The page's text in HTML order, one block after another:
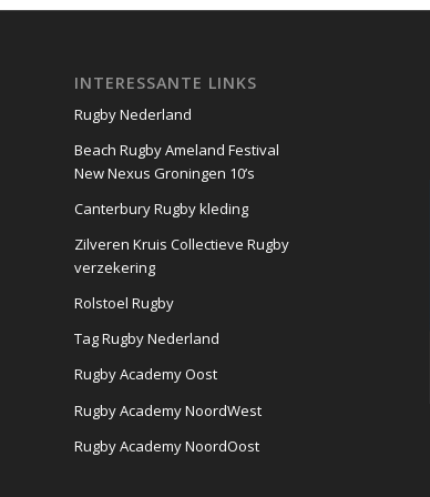
INTERESSANTE LINKS
Rugby Nederland
Beach Rugby Ameland Festival
New Nexus Groningen 10’s
Canterbury Rugby kleding
Zilveren Kruis Collectieve Rugby
verzekering
Rolstoel Rugby
Tag Rugby Nederland
Rugby Academy Oost
Rugby Academy NoordWest
Rugby Academy NoordOost